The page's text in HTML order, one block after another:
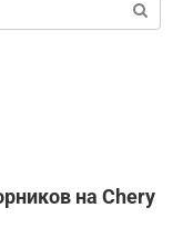
на Chery